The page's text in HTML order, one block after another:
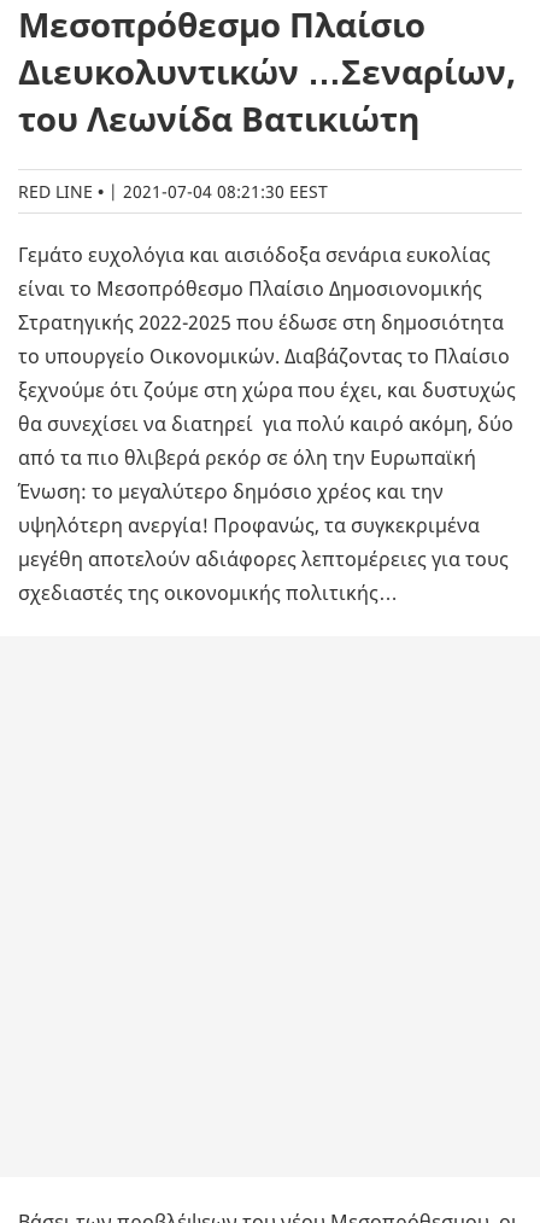
Μεσοπρόθεσμο Πλαίσιο
Διευκολυντικών …Σεναρίων,
του Λεωνίδα Βατικιώτη
RED LINE | 2021-07-04 08:21:30 EEST
Γεμάτο ευχολόγια και αισιόδοξα σενάρια ευκολίας
είναι το Μεσοπρόθεσμο Πλαίσιο Δημοσιονομικής
Στρατηγικής 2022-2025 που έδωσε στη δημοσιότητα
το υπουργείο Οικονομικών. Διαβάζοντας το Πλαίσιο
ξεχνούμε ότι ζούμε στη χώρα που έχει, και δυστυχώς
θα συνεχίσει να διατηρεί για πολύ καιρό ακόμη, δύο
από τα πιο θλιβερά ρεκόρ σε όλη την Ευρωπαϊκή
Ένωση: το μεγαλύτερο δημόσιο χρέος και την
υψηλότερη ανεργία! Προφανώς, τα συγκεκριμένα
μεγέθη αποτελούν αδιάφορες λεπτομέρειες για τους
σχεδιαστές της οικονομικής πολιτικής…